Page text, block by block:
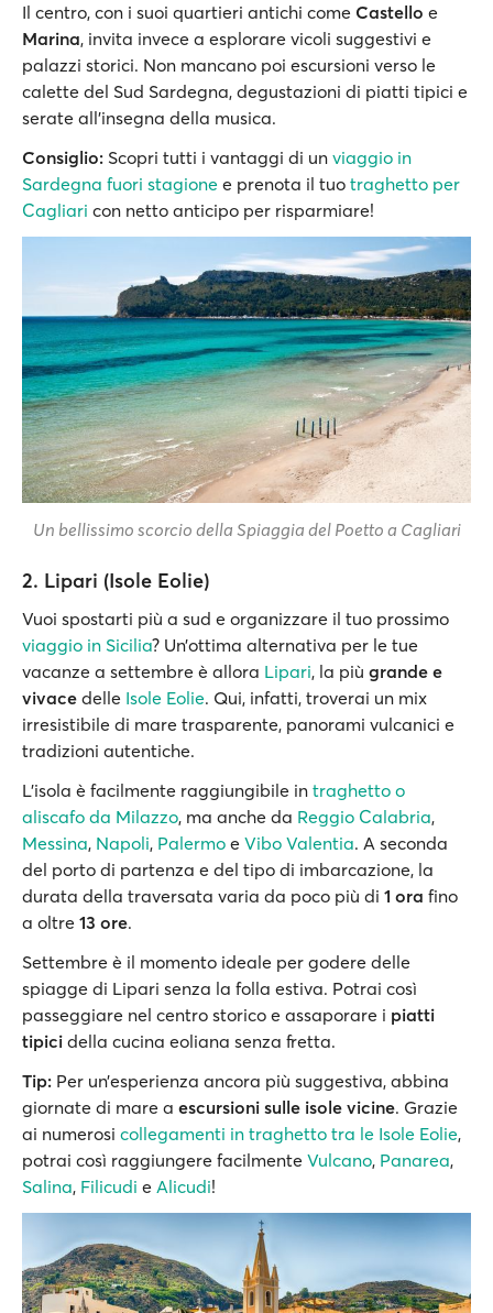
Il centro, con i suoi quartieri antichi come Castello e
Marina, invita invece a esplorare vicoli suggestivi e
palazzi storici. Non mancano poi escursioni verso le
calette del Sud Sardegna, degustazioni di piatti tipici e
serate all’insegna della musica.
Consiglio: Scopri tutti i vantaggi di un viaggio in
Sardegna fuori stagione e prenota il tuo traghetto per
Cagliari con netto anticipo per risparmiare!
Un bellissimo scorcio della Spiaggia del Poetto a Cagliari
2. Lipari (Isole Eolie)
Vuoi spostarti più a sud e organizzare il tuo prossimo
viaggio in Sicilia? Un’ottima alternativa per le tue
vacanze a settembre è allora Lipari, la più grande e
vivace delle Isole Eolie. Qui, infatti, troverai un mix
irresistibile di mare trasparente, panorami vulcanici e
tradizioni autentiche.
L’isola è facilmente raggiungibile in traghetto o
aliscafo da Milazzo, ma anche da Reggio Calabria,
Messina, Napoli, Palermo e Vibo Valentia. A seconda
del porto di partenza e del tipo di imbarcazione, la
durata della traversata varia da poco più di 1 ora fino
a oltre 13 ore.
Settembre è il momento ideale per godere delle
spiagge di Lipari senza la folla estiva. Potrai così
passeggiare nel centro storico e assaporare i piatti
tipici della cucina eoliana senza fretta.
Tip: Per un’esperienza ancora più suggestiva, abbina
giornate di mare a escursioni sulle isole vicine. Grazie
ai numerosi collegamenti in traghetto tra le Isole Eolie,
potrai così raggiungere facilmente Vulcano, Panarea,
Salina, Filicudi e Alicudi!